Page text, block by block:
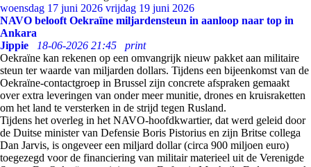
woensdag 17 juni 2026 vrijdag 19 juni 2026
NAVO belooft Oekraïne miljardensteun in aanloop naar top in
Ankara
Jippie
18-06-2026 21:45
print
Oekraïne kan rekenen op een omvangrijk nieuw pakket aan militaire
steun ter waarde van miljarden dollars. Tijdens een bijeenkomst van de
Oekraïne-contactgroep in Brussel zijn concrete afspraken gemaakt
over extra leveringen van onder meer munitie, drones en kruisraketten
om het land te versterken in de strijd tegen Rusland.
Tijdens het overleg in het NAVO-hoofdkwartier, dat werd geleid door
de Duitse minister van Defensie Boris Pistorius en zijn Britse collega
Dan Jarvis, is ongeveer een miljard dollar (circa 900 miljoen euro)
toegezegd voor de financiering van militair materieel uit de Verenigde